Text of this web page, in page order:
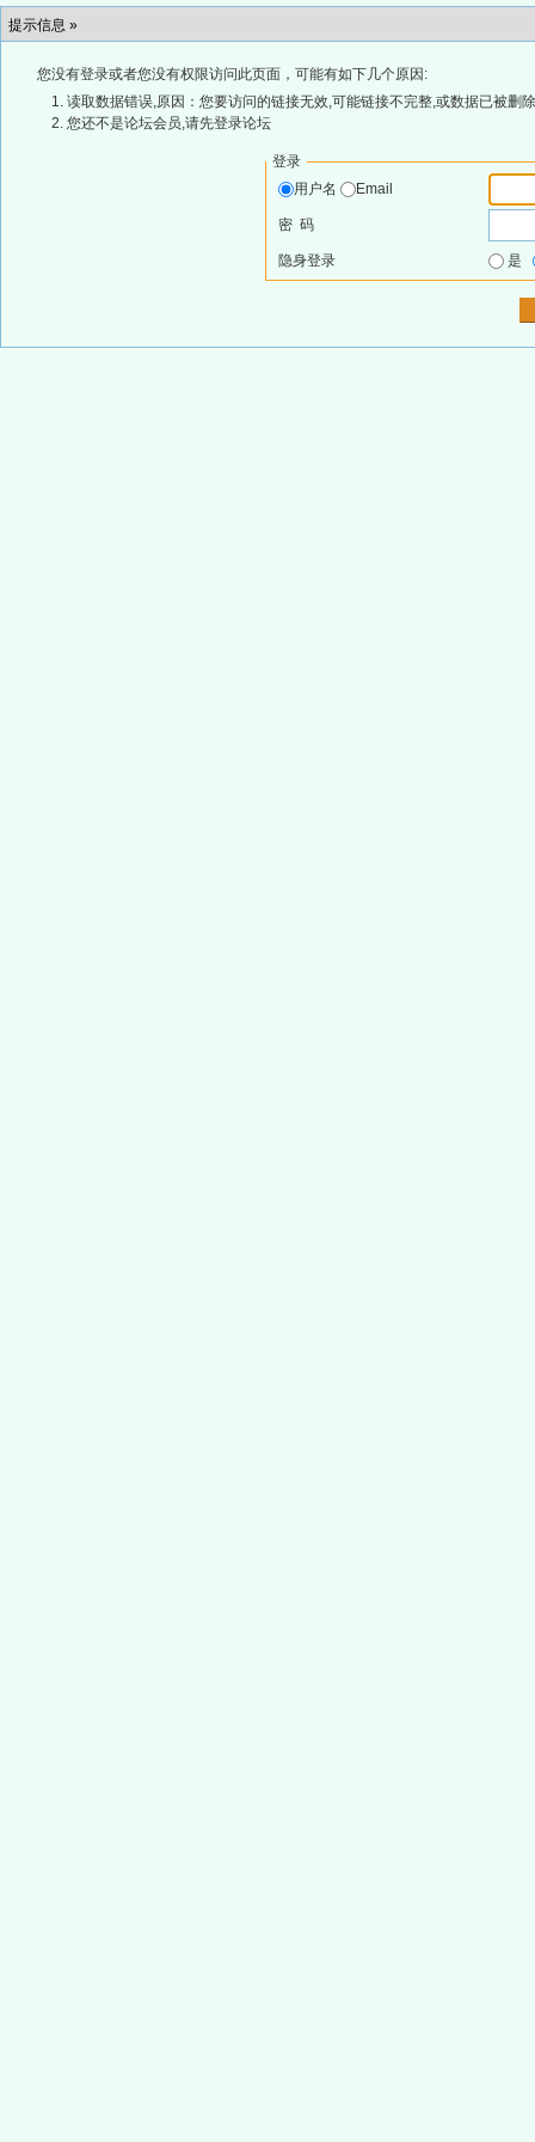
提示信息 »
您没有登录或者您没有权限访问此页面，可能有如下几个原因:
读取数据错误,原因：您要访问的链接无效,可能链接不完整,或数据已被删
您还不是论坛会员,请先登录论坛
登录
用户名
Email
密 码
隐身登录 是